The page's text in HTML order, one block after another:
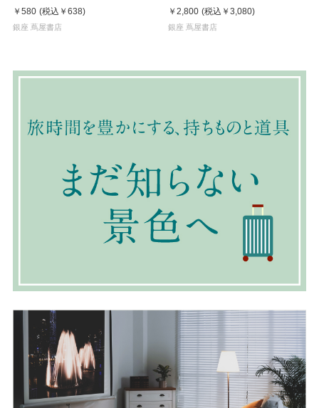
￥580 (税込 ￥638)
銀座 蔦屋書店
か
￥2,800 (税込 ￥3,080)
銀座 蔦屋書店